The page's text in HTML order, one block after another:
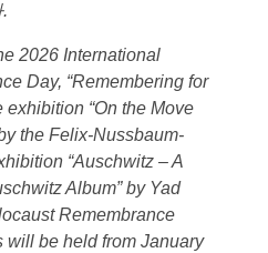
2026 International
Day, “Remembering for
exhibition “On the Move
the Felix-Nussbaum-
“Auschwitz – A
Album” by Yad
Remembrance
will be held from January